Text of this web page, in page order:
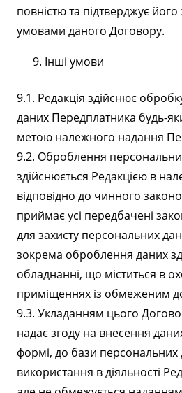
повністю та підтверджує його
умовами даного Договору.
Інші умови
9.1. Редакція здійснює
даних Передплатника будь-
метою належного надання
9.2. Оброблення
здійснюється Редакцією в
відповідно до чинного
приймає усі передбачені
для захисту персональних
зокрема оброблення даних
обладнанні, що міститься в
приміщеннях із обмеженим
9.3. Укладанням цього
надає згоду на внесення
формі, до бази персональних
використання в діяльності